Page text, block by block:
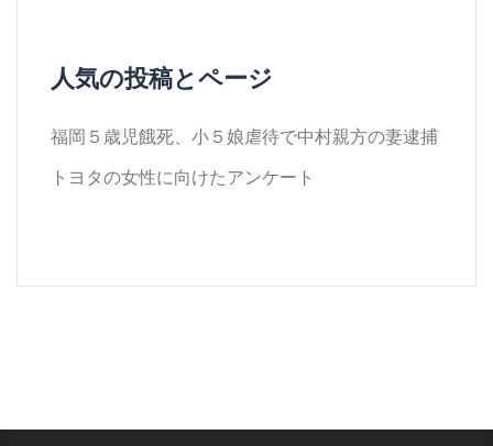
人気の投稿とページ
福岡５歳児餓死、小５娘虐待で中村親方の妻逮捕
トヨタの女性に向けたアンケート